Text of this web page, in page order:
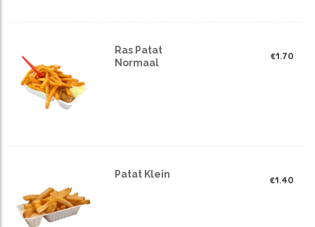
Ras Patat
Normaal
€1.70
Patat Klein
€1.40